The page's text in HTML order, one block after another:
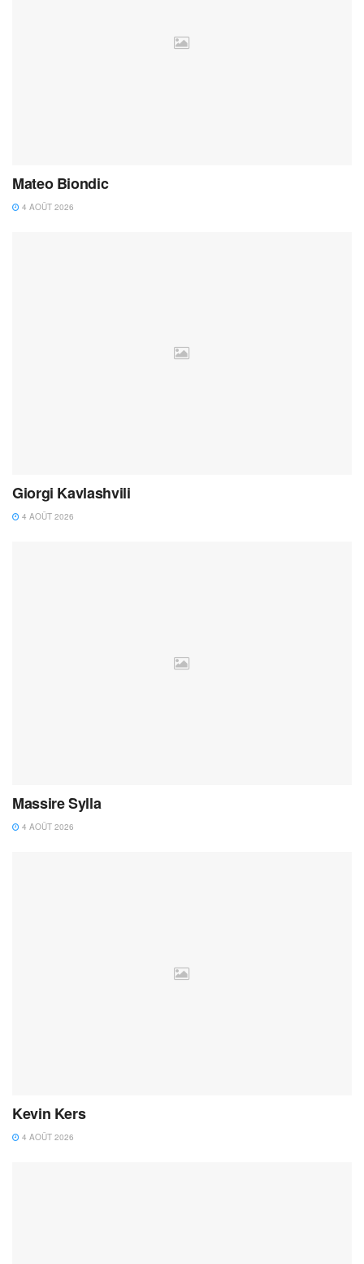
Mateo Biondic
4 AOÛT 2026
Giorgi Kavlashvili
4 AOÛT 2026
Massire Sylla
4 AOÛT 2026
Kevin Kers
4 AOÛT 2026